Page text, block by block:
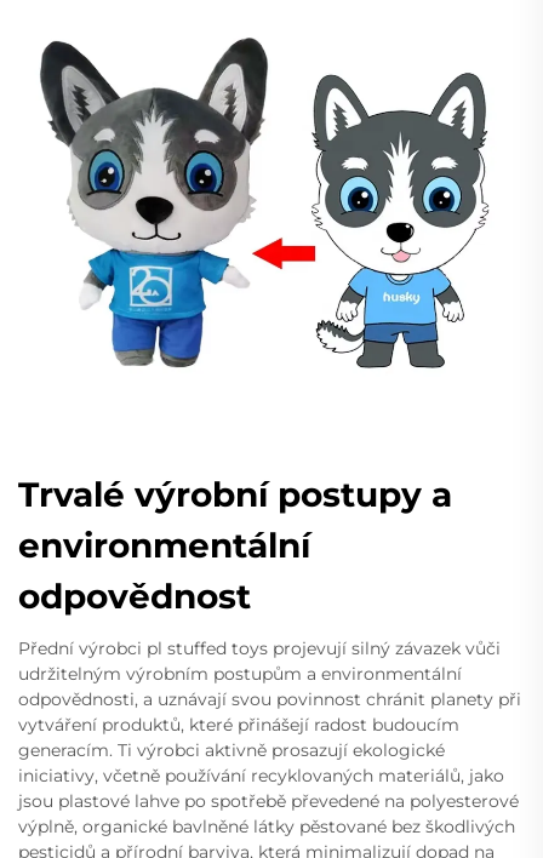
Trvalé výrobní postupy a
environmentální
odpovědnost
Přední výrobci pl stuffed toys projevují silný závazek vůči
udržitelným výrobním postupům a environmentální
odpovědnosti, a uznávají svou povinnost chránit planety při
vytváření produktů, které přinášejí radost budoucím
generacím. Ti výrobci aktivně prosazují ekologické
iniciativy, včetně používání recyklovaných materiálů, jako
jsou plastové lahve po spotřebě převedené na polyesterové
výplně, organické bavlněné látky pěstované bez škodlivých
pesticidů a přírodní barviva, která minimalizují dopad na